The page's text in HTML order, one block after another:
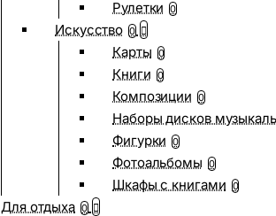
Рулетки 0
Искусство 0
Карты 0
Книги 0
Композиции 0
Наборы дисков
Фигурки 0
Фотоальбомы 0
Шкафы с книгами 0
Для отдыха 0